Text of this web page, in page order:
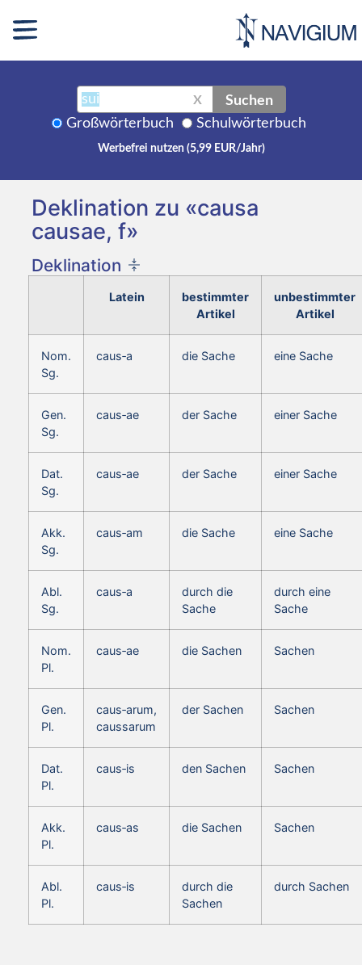
X Suchen
Großwörterbuch Schulwörterbuch
Werbefrei nutzen (5,99 EUR/Jahr)
Deklination zu «causa
causae, f»
Deklination
Latein
bestimmter
Artikel
unbestimmter
Artikel
Nom.
Sg.
caus‑a die Sache eine Sache
Gen.
Sg.
caus‑ae der Sache einer Sache
Dat.
Sg.
caus‑ae der Sache einer Sache
Akk.
Sg.
caus‑am die Sache eine Sache
Abl.
Sg.
caus‑a
durch die
Sache
durch eine
Sache
Nom.
Pl.
caus‑ae die Sachen Sachen
Gen.
Pl.
caus‑arum,
caussarum
der Sachen Sachen
Dat.
Pl.
caus‑is den Sachen Sachen
Akk.
Pl.
caus‑as die Sachen Sachen
Abl.
Pl.
caus‑is
durch die
Sachen
durch Sachen